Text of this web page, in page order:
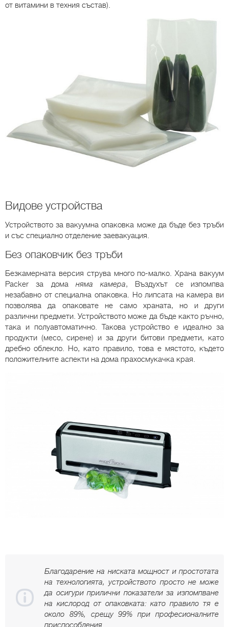
от витамини в техния състав).
Видове устройства
Устройството за вакуумна опаковка може да бъде без тръби
и със специално отделение заевакуация.
Без опаковчик без тръби
Безкамерната версия струва много по-малко. Храна вакуум
Packer за дома няма камера, Въздухът се изпомпва
незабавно от специална опаковка. Но липсата на камера ви
позволява да опаковате не само храната, но и други
различни предмети. Устройството може да бъде както ръчно,
така и полуавтоматично. Такова устройство е идеално за
продукти (месо, сирене) и за други битови предмети, като
дребно облекло. Но, като правило, това е мястото, където
положителните аспекти на дома прахосмукачка края.
Благодарение на ниската мощност и простотата
на технологията, устройството просто не може
да осигури прилични показатели за изпомпване
на кислород от опаковката: като правило тя е
около 89%, срещу 99% при професионалните